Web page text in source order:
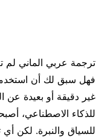
ترجمة عربي الماني لم
فهل سبق لك أن
غير دقيقة أو بعيدة عن
للذكاء الاصطناعي،
للسياق والنبرة. لكن